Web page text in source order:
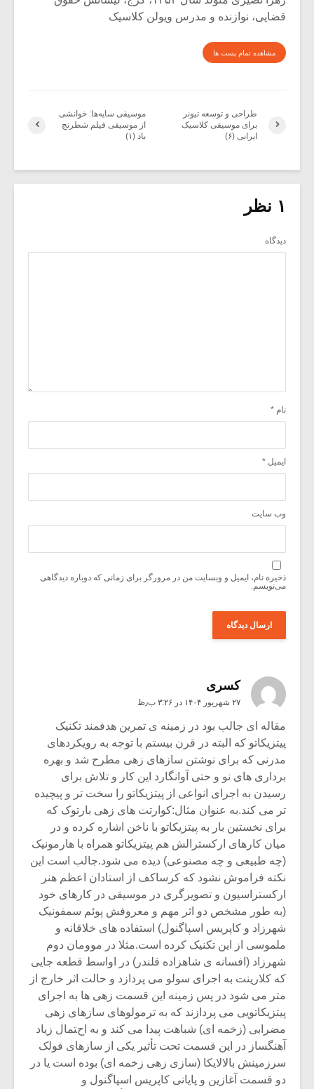
قضایی، نوازنده و مدرس ویولن کلاسیک
مشاهده تمام پست ها
موسیقی سایه‌ها: خوانشی
از موسیقی فیلم شطرنج
باد (۱)
طراحی و توسعه تیونر
برای موسیقی کلاسیک
ایرانی (۶)
۱ نظر
دیدگاه
نام *
ایمیل *
وب‌ سایت
ذخیره نام، ایمیل و وبسایت من در مرورگر برای زمانی که دوباره دیدگاهی
می‌نویسم.
کسری
۲۷ شهریور ۱۴۰۴ در ۳:۲۶ ب٫ظ
مقاله ای جالب بود در زمینه ی تمرین هدفمند تکنیک
پیتزیکاتو که البته در قرن بیستم با توجه به رویکردهای
مدرنی که برای نوشتن سازهای زهی مطرح شد و بهره
برداری های نو و حتی آوانگارد این کار و تلاش برای
رسیدن به اجرای انواعی از پیتزیکاتو را سخت تر و پیچیده
تر می کند.به عنوان مثال:کوارتت های زهی بارتوک که
برای نخستین بار به پیتزیکاتو با ناخن اشاره کرده و در
میان کارهای ارکسترالش هم پیتزیکاتو همراه با هارمونیک
(چه طبیعی و چه مصنوعی) دیده می شود.جالب است این
نکته فراموش نشود که کرساکف از استادان اعظم هنر
ارکستراسیون و تصویرگری در موسیقی در کارهای خود
(به طور مشخص دو اثر مهم و معروفش پوئم سمفونیک
شهرزاد و کاپریس اسپاگنول) استفاده های خلاقانه و
ملموسی از این تکنیک کرده است.مثلا در موومان دوم
شهرزاد (افسانه ی شاهزاده قلندر) در اواسط قطعه جایی
که کلارینت به اجرای سولو می پردازد و حالت اثر خارج از
متر می شود در پس زمینه این قسمت زهی ها به اجرای
پیتزیکاتویی می پردازند که به ترمولوهای سازهای زهی
مضرابی (زخمه ای) شباهت پیدا می کند و به احتمال زیاد
آهنگساز در این قسمت تحت تأثیر یکی از سازهای فولک
سرزمینش بالالایکا (سازی زهی زخمه ای) بوده است یا در
دو قسمت آغازین و پایانی کاپریس اسپاگنول و